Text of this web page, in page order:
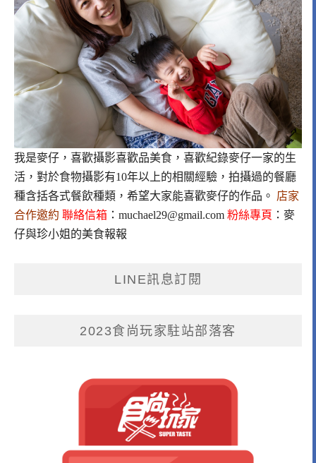
我是麥仔，喜歡攝影喜歡品美食，喜歡紀錄麥仔一家的生
活，對於食物攝影有10年以上的相關經驗，拍攝過的餐廳
種含括各式餐飲種類，希望大家能喜歡麥仔的作品。 店家
合作邀約 聯絡信箱 ： muchael29@gmail.com 粉絲專頁 ： 麥
仔與珍小姐的美食報報
LINE訊息訂閱
2023食尚玩家駐站部落客